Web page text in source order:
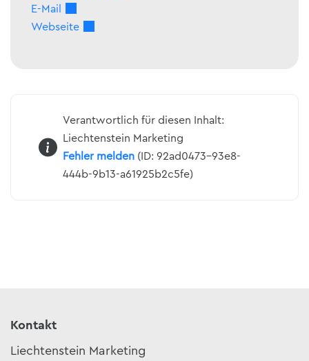
E-Mail
Webseite
Verantwortlich für diesen Inhalt:
Liechtenstein Marketing
Fehler melden(ID: 92ad0473-93e8-
444b-9b13-a61925b2c5fe)
Kontakt
Liechtenstein Marketing